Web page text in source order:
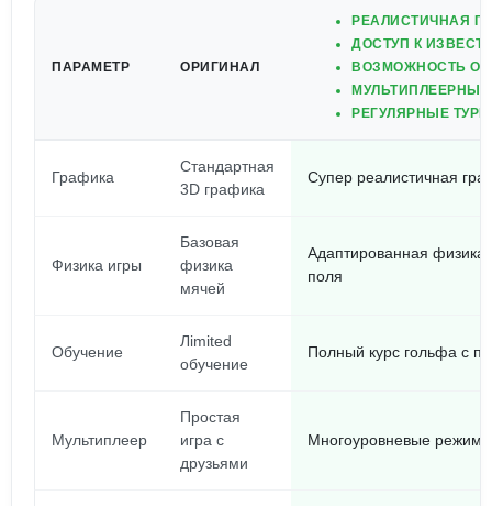
ПАРАМЕТР ОРИГИНАЛ
РЕАЛИСТИЧНАЯ
ДОСТУП К
ВОЗМОЖНОСТЬ
РЕГУЛЯРНЫЕ
Графика
Стандартная
3D графика
Супер реалистичная
Физика игры
Базовая
физика
мячей
Адаптированная
поля
Обучение
Лimited
обучение
Полный курс гольфа с
Мультиплеер
Простая
игра с
друзьями
Многоуровневые